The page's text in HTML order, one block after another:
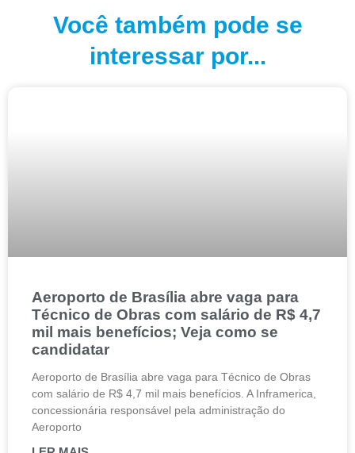
Você também pode se
interessar por...
Aeroporto de Brasília abre vaga para
Técnico de Obras com salário de R$ 4,7
mil mais benefícios; Veja como se
candidatar
Aeroporto de Brasília abre vaga para Técnico de Obras
com salário de R$ 4,7 mil mais benefícios. A Inframerica,
concessionária responsável pela administração do
Aeroporto